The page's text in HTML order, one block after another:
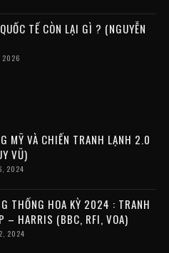
TẾ CÒN LẠI GÌ ? (NGUYỄN
2026
MỸ VÀ CHIẾN TRANH LẠNH 2.0
VŨ)
2024
THỐNG HOA KỲ 2024 : TRANH
– HARRIS (BBC, RFI, VOA)
2024